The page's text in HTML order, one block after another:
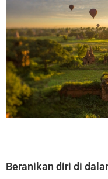
Beranikan diri di